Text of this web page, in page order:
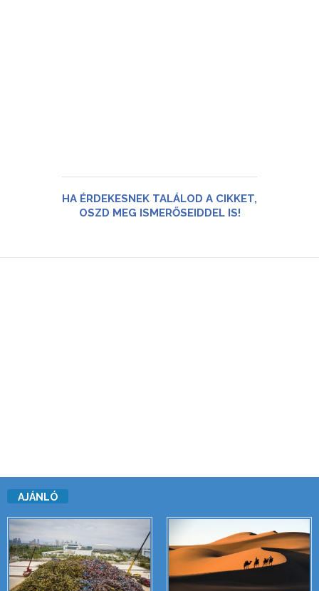
HA ÉRDEKESNEK TALÁLOD A CIKKET,
OSZD MEG ISMERŐSEIDDEL IS!
AJÁNLÓ